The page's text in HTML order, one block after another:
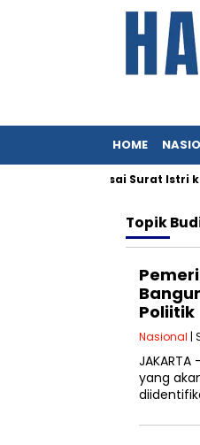
HOME
UMKM Usai Surat Istri ke
Topik
Poliitik
Nasional |
yang